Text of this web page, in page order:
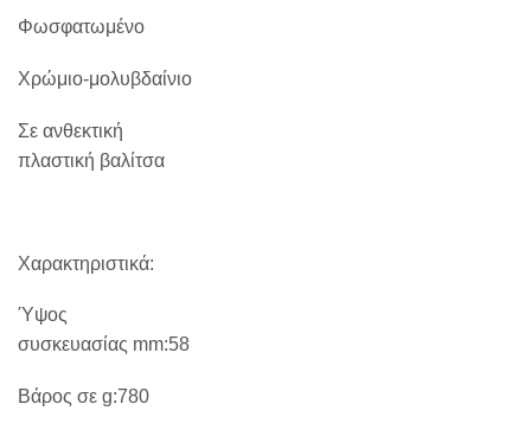
Φωσφατωμένο
Χρώμιο-μολυβδαίνιο
Σε ανθεκτική
πλαστική βαλίτσα
Χαρακτηριστικά:
Ύψος
συσκευασίας mm:58
Βάρος σε g:780